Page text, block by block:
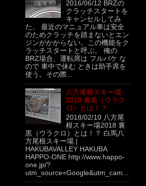
2016/06/12 BRZの
クラッチスタートを
キャンセルしてみ
た。 最近のマニュアル車は安全
のためクラッチを踏まないとエン
ジンがかからない。この機能をク
ラッチスタートと呼ぶ。 俺の
BRZ場合、運転席は フルバケ な
ので 車中で休む ときは助手席を
使う。その際...
八方尾根スキー場
2018 裏黒（ウラク
ロ）とは！？
2018/02/10 八方尾
根スキー場2018 裏
黒（ウラクロ）とは！？ 白馬八
方尾根スキー場 |
HAKUBAVALLEY HAKUBA
HAPPO-ONE http://www.happo-
one.jp/?
utm_source=Google&utm_cam...